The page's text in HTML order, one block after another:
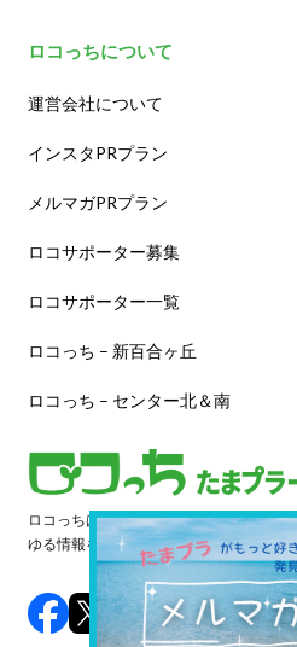
ロコっちについて
運営会社について
インスタPRプラン
メルマガPRプラン
ロコサポーター募集
ロコサポーター一覧
ロコっち – 新百合ヶ丘
ロコっち – センター北＆南
ロコっちは、あなたのジモト体験を豊か
ゆる情報を収集し、日々更新しています